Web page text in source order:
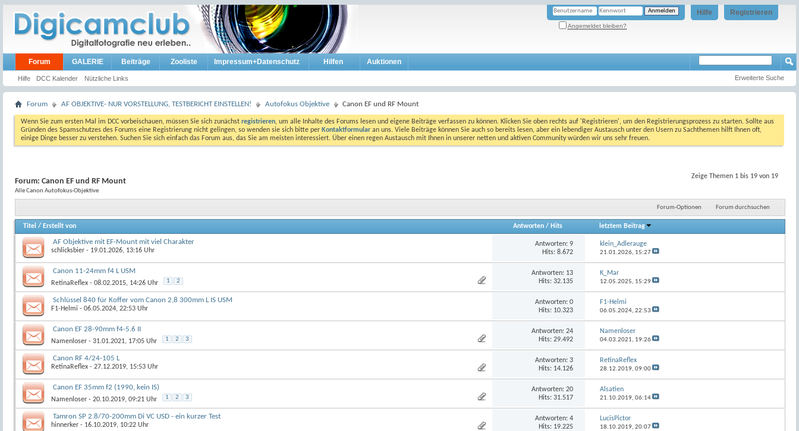
Registrieren
Hilfe
Angemeldet bleiben?
Forum
Hilfe DCC Kalender Nützliche Links
GALERIE Beiträge Zooliste Impressum+Datenschutz Hilfen Auktionen
Erweiterte Suche
Forum AF OBJEKTIVE- NUR VORSTELLUNG, TESTBERICHT EINSTELLEN! Autofokus Objektive Canon EF und RF Mount
Wenn Sie zum ersten Mal im DCC vorbeischauen, müssen Sie sich zunächst registrieren, um alle Inhalte des Forums lesen und eigene Beiträge verfassen zu können. Klicken Sie oben rechts auf 'Registrieren', um den Registrierungsprozess zu starten. Sollte aus
Gründen des Spamschutzes des Forums eine Registrierung nicht gelingen, so wenden sie sich bitte per Kontaktformular an uns. Viele Beiträge können Sie auch so bereits lesen, aber ein lebendiger Austausch unter den Usern zu Sachthemen hilft Ihnen oft,
einige Dinge besser zu verstehen. Suchen Sie sich einfach das Forum aus, das Sie am meisten interessiert. Über einen regen Austausch mit Ihnen in unserer netten und aktiven Community würden wir uns sehr freuen.
Zeige Themen 1 bis 19 von 19
Forum: Canon EF und RF Mount
Alle Canon Autofokus-Objektive
Forum-Optionen Forum durchsuchen
Titel / Erstellt von Antworten / Hits letztem Beitrag
AF Objektive mit EF-Mount mit viel Charakter
schlicksbier - 19.01.2026, 13:16 Uhr
Antworten: 9
Hits: 8.672
klein_Adlerauge
21.01.2026, 15:27
Canon 11-24mm f4 L USM
RetinaReflex - 08.02.2015, 14:26 Uhr 1 2
Antworten: 13
Hits: 32.135
K_Mar
12.05.2025, 15:29
Schlüssel 840 für Koffer vom Canon 2,8 300mm L IS USM
F1-Helmi - 06.05.2024, 22:53 Uhr
Antworten: 0
Hits: 10.323
F1-Helmi
06.05.2024,22:53
Canon EF 28-90mm f4-5.6 II
Namenloser - 31.01.2021, 17:05 Uhr 1 2 3
Antworten: 24
Hits: 29.492
Namenloser
04.03.2021, 19:26
Canon RF 4/24-105 L
RetinaReflex - 27.12.2019, 15:53 Uhr
Antworten: 3
Hits: 14.126
RetinaReflex
28.12.2019,09:00
Canon EF 35mm f2 (1990, kein IS)
Namenloser - 20.10.2019, 09:21 Uhr 1 2 3
Antworten: 20
Hits: 31.517
Alsatien
21.10.2019,06:14
Tamron SP 2.8/70-200mm Di VC USD - ein kurzer Test
hinnerker - 16.10.2019, 10:22 Uhr
Antworten: 4
Hits: 19.225
LucisPictor
18.10.2019,20:07